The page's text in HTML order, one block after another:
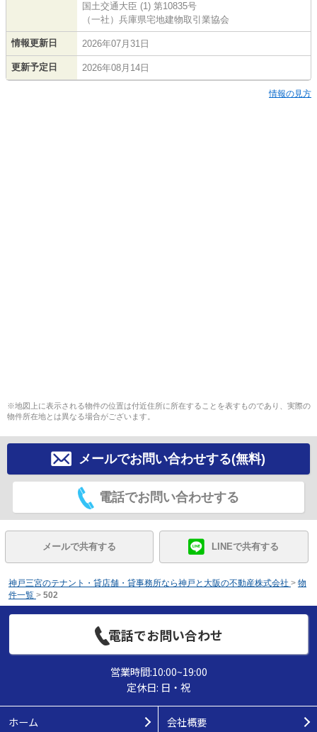
国土交通大臣 (1) 第10835号
（一社）兵庫県宅地建物取引業協会
情報更新日 2026年07月31日
更新予定日 2026年08月14日
情報の見方
※地図上に表示される物件の位置は付近住所に所在することを表すものであり、実際の
物件所在地とは異なる場合がございます。
メールでお問い合わせする(無料)
電話でお問い合わせする
メールで共有する LINEで共有する
神戸三宮のテナント・貸店舗・貸事務所なら神戸と大阪の不動産株式会社 > 物
件一覧 > 502
電話でお問い合わせ
営業時間:10:00~19:00
定休日: 日・祝
ホーム 会社概要